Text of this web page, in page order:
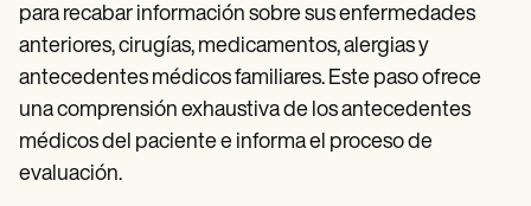
para recabar información sobre sus enfermedades
anteriores, cirugías, medicamentos, alergias y
antecedentes médicos familiares. Este paso ofrece
una comprensión exhaustiva de los antecedentes
médicos del paciente e informa el proceso de
evaluación.